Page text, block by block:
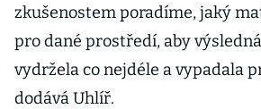
zkušenostem poradíme, jaký
pro dané prostředí, aby
vydržela co nejdéle a vypadala
dodává Uhlíř.